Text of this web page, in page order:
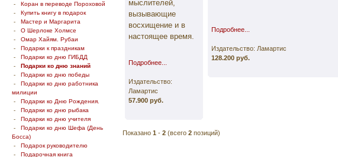
- Коран в переводе Пороховой
- Купить книгу в подарок
- Мастер и Маргарита
- О Шерлоке Холмсе
- Омар Хайям. Рубаи
- Подарки к праздникам
- Подарки ко дню ГИБДД
- Подарки ко дню знаний
- Подарки ко дню победы
- Подарки ко дню работника
милиции
- Подарки ко Дню Рождения.
- Подарки ко дню рыбака
- Подарки ко дню учителя
- Подарки ко дню Шефа (День
Босса)
- Подарок руководителю
- Подарочная книга
мыслителей,
вызывающие
восхищение и в
настоящее время.
Подробнее...
Издательство:
Ламартис
57.900 руб.
Подробнее...
Издательство: Ламартис
128.200 руб.
Показано 1 - 2 (всего 2 позиций)